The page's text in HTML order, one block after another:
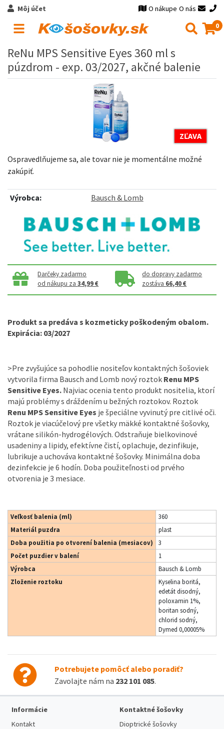
Môj účet O nákupe O nás
0
ReNu MPS Sensitive Eyes 360 ml s
púzdrom - exp. 03/2027, akčné balenie
ZĽAVA
Ospravedlňujeme sa, ale tovar nie je momentálne možné
zakúpiť.
Výrobca: Bausch & Lomb
Darčeky zadarmo
od nákupu za34,99 €
do dopravy zadarmo
zostáva 66,40 €
Produkt sa predáva s kozmeticky poškodeným obalom.
Expirácia: 03/2027
>Pre zvyšujúce sa pohodlie nositeľov kontaktných šošoviek
vytvorila firma Bausch and Lomb nový roztok Renu MPS
Sensitive Eyes. Najviacocenia tento produkt nositelia, ktorí
majú problémy s dráždením u bežných roztokov. Roztok
Renu MPSSensitive Eyes je špeciálne vyvinutý pre citlivé oči.
Roztok je viacúčelový pre všetky mäkké kontaktné šošovky,
vrátane silikón-hydrogélových. Odstraňuje bielkovinové
usadeninya lipidy, efektívne čistí, oplachuje, dezinfikuje,
lubrikuje a uchováva kontaktné šošovky. Minimálna doba
dezinfekcie je 6 hodín. Doba použiteľnosti od prvého
otvorenia je 3 mesiace.
Veľkosť balenia (ml)
360
Materiál puzdra
plast
Doba použitia po otvorení balenia (mesiacov)
3
Počet puzdier v balení
1
Výrobca
Bausch & Lomb
Zloženie roztoku
Kyselina boritá,
edetát disodný,
poloxamin 1%,
boritan sodný,
chlorid sodný,
Dymed 0,00005%
Potrebujete pomôcť alebo poradiť?
Zavolajte nám na 232 101 085.
Informácie
Kontakt
Kontaktné šošovky
Dioptrické šošovky